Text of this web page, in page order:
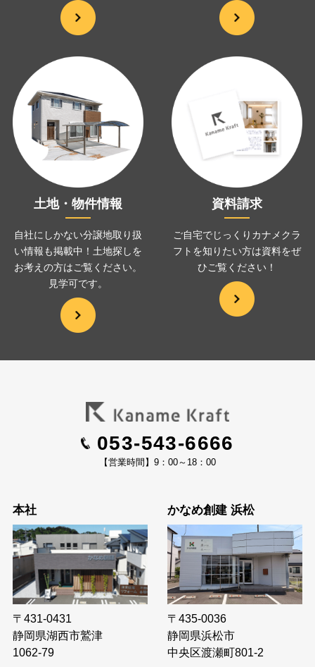
土地・物件情報
自社にしかない分譲地取り扱
い情報も掲載中！土地探しを
お考えの方はご覧ください。
見学可です。
資料請求
ご自宅でじっくりカナメクラ
フトを知りたい方は資料をぜ
ひご覧ください！
053-543-6666
【営業時間】9：00～18：00
本社
〒431-0431
静岡県湖西市鷲津
1062-79
かなめ創建 浜松
〒435-0036
静岡県浜松市
中央区渡瀬町801-2